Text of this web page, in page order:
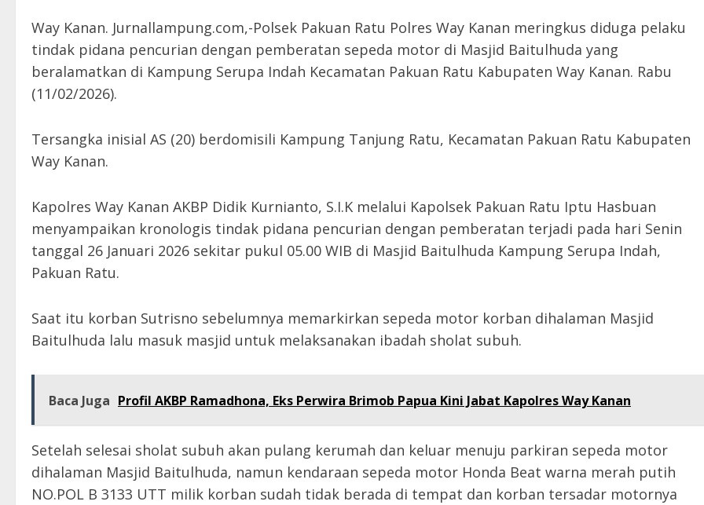
Way Kanan. Jurnallampung.com,-Polsek Pakuan Ratu Polres Way Kanan meringkus diduga pelaku
tindak pidana pencurian dengan pemberatan sepeda motor di Masjid Baitulhuda yang
beralamatkan di Kampung Serupa Indah Kecamatan Pakuan Ratu Kabupaten Way Kanan. Rabu
(11/02/2026).
Tersangka inisial AS (20) berdomisili Kampung Tanjung Ratu, Kecamatan Pakuan Ratu Kabupaten
Way Kanan.
Kapolres Way Kanan AKBP Didik Kurnianto, S.I.K melalui Kapolsek Pakuan Ratu Iptu Hasbuan
menyampaikan kronologis tindak pidana pencurian dengan pemberatan terjadi pada hari Senin
tanggal 26 Januari 2026 sekitar pukul 05.00 WIB di Masjid Baitulhuda Kampung Serupa Indah,
Pakuan Ratu.
Saat itu korban Sutrisno sebelumnya memarkirkan sepeda motor korban dihalaman Masjid
Baitulhuda lalu masuk masjid untuk melaksanakan ibadah sholat subuh.
Baca Juga Profil AKBP Ramadhona, Eks Perwira Brimob Papua Kini Jabat Kapolres Way Kanan
Setelah selesai sholat subuh akan pulang kerumah dan keluar menuju parkiran sepeda motor
dihalaman Masjid Baitulhuda, namun kendaraan sepeda motor Honda Beat warna merah putih
NO.POL B 3133 UTT milik korban sudah tidak berada di tempat dan korban tersadar motornya